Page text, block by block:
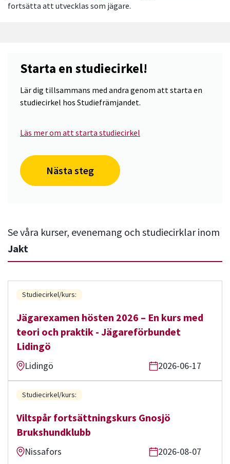
fortsätta att utvecklas som jägare.
Starta en studiecirkel!
Lär dig tillsammans med andra genom att starta en
studiecirkel hos Studiefrämjandet.
Läs mer om att starta studiecirkel
Nästa steg
Se våra kurser, evenemang och studiecirklar inom
Jakt
Studiecirkel/kurs:
Jägarexamen hösten 2026 – En kurs med
teori och praktik - Jägareförbundet
Lidingö
Lidingö 2026-06-17
Studiecirkel/kurs:
Viltspår fortsättningskurs Gnosjö
Brukshundklubb
Nissafors 2026-08-07